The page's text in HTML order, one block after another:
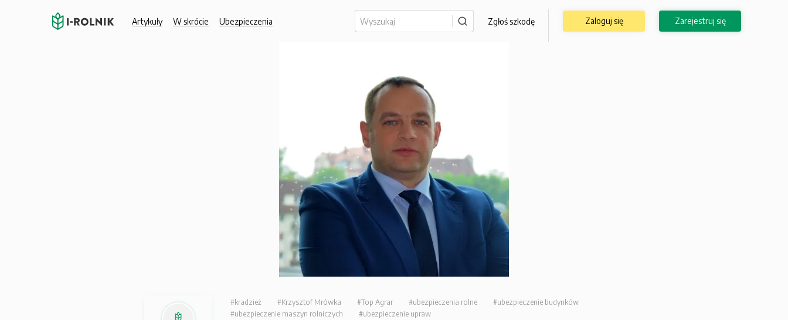
Artykuły W skrócie Ubezpieczenia Zgłoś szkodę Zaloguj się Zarejestruj się
#kradzież #Krzysztof Mrówka #Top Agrar #ubezpieczenia rolne
#ubezpieczenie budynków
#ubezpieczenie maszyn rolniczych
#ubezpieczenie upraw